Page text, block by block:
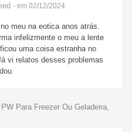
- em 02/12/2024
meu na eotica anos atrás.
infelizmente o meu a lente
uma coisa estranha no
vi relatos desses problemas
Para Freezer Ou Geladeira,